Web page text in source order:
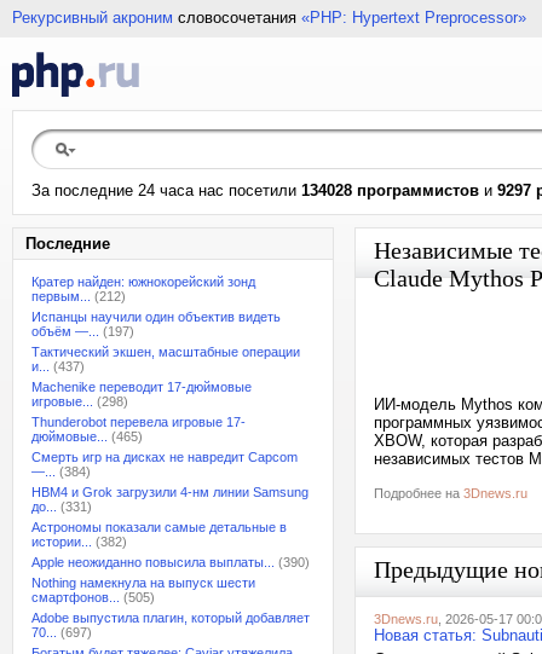
Рекурсивный акроним словосочетания «PHP: Hypertext Preprocessor»
За последние 24 часа нас посетили 134028 программистов и 9297
Последние
Кратер найден: южнокорейский зонд
первым...
(212)
Испанцы научили один объектив видеть
объём —...
(197)
Тактический экшен, масштабные операции
и...
(437)
Machenike переводит 17-дюймовые
игровые...
(298)
Thunderobot перевела игровые 17-
дюймовые...
(465)
Смерть игр на дисках не навредит Capcom
—...
(384)
HBM4 и Grok загрузили 4-нм линии Samsung
до...
(331)
Астрономы показали самые детальные в
истории...
(382)
Apple неожиданно повысила выплаты...
(390)
Nothing намекнула на выпуск шести
смартфонов...
(505)
Adobe выпустила плагин, который добавляет
70...
(697)
Независимые
Claude Mythos
ИИ-модель Mythos
программных
XBOW, которая
независимых тестов
Подробнее на 3Dnews.ru
Предыдущие
3Dnews.ru , 2026-05-17
Новая статья: